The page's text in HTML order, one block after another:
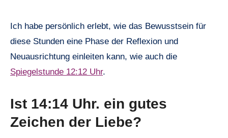
Ich habe persönlich erlebt, wie das Bewusstsein für
diese Stunden eine Phase der Reflexion und
Neuausrichtung einleiten kann, wie auch die
Spiegelstunde 12:12 Uhr.
Ist 14:14 Uhr. ein gutes
Zeichen der Liebe?